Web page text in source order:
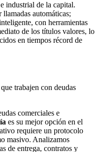
industrial de la capital.
automáticas;
con herramientas
de los títulos valores, lo
en tiempos récord de
trabajen con deudas
comerciales e
es su mejor opción en el
requiere un protocolo
masivo. Analizamos
de entrega, contratos y